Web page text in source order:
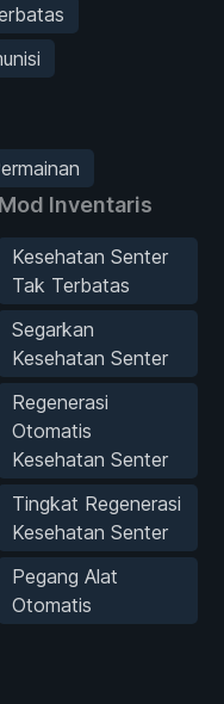
Mod Inventaris
Kesehatan Senter
Tak Terbatas
Segarkan
Kesehatan Senter
Regenerasi
Otomatis
Kesehatan Senter
Tingkat Regenerasi
Kesehatan Senter
Pegang Alat
Otomatis